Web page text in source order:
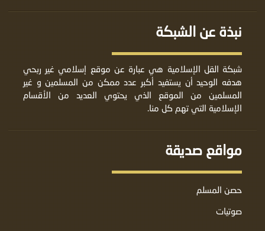
نبذة عن الشبكة
شبكة القل الإسلامية هي عبارة عن موقع إسلامي غير ربحي
هدفه الوحيد أن يستفيد أكبر عدد ممكن من المسلمين و غير
المسلمين من الموقع الذي يحتوي العديد من الأقسام
الإسلامية التي تهم كل منا.
مواقع صديقة
حصن المسلم
صوتيات